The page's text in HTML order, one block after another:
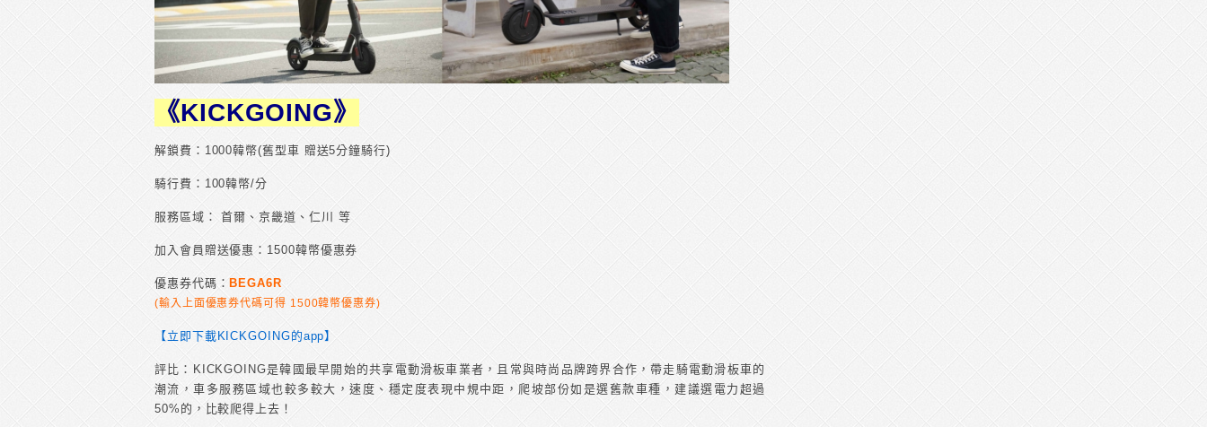
《KICKGOING》
解鎖費：1000韓幣(舊型車 贈送5分鐘騎行)
騎行費：100韓幣/分
服務區域： 首爾、京畿道、仁川 等
加入會員贈送優惠：1500韓幣優惠券
優惠券代碼： BEGA6R
(輸入上面優惠券代碼可得 1500韓幣優惠券)
【立即下載KICKGOING的app】
評比：KICKGOING是韓國最早開始的共享電動滑板車業者，且常與時尚品牌跨界合作，帶走騎電動滑板車的
潮流，車多服務區域也較多較大，速度、穩定度表現中規中距，爬坡部份如是選舊款車種，建議選電力超過
50%的，比較爬得上去！